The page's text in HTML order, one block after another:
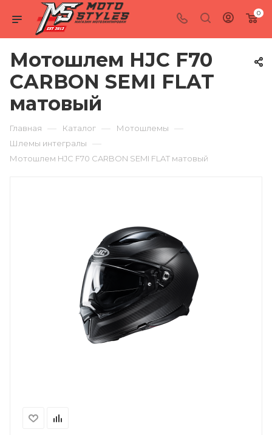
0
Мотошлем HJC F70
CARBON SEMI FLAT
матовый
Главная — Каталог — Мотошлемы —
Шлемы интегралы —
Мотошлем HJC F70 CARBON SEMI FLAT матовый